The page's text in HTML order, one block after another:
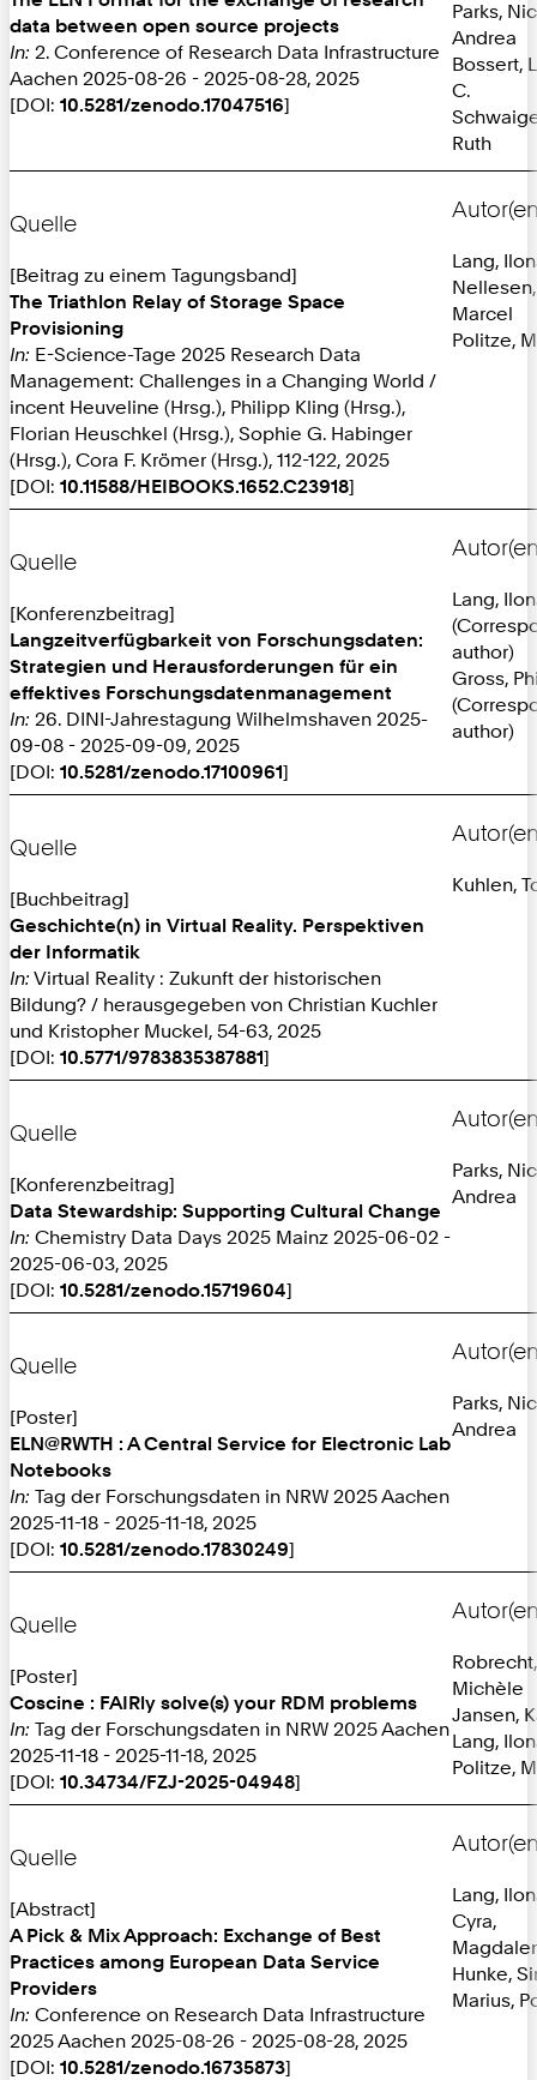
data between open source projects
In: 2. Conference of Research Data Infrastructure
Aachen 2025-08-26 - 2025-08-28, 2025
[DOI: 10.5281/zenodo.17047516]
Parks,
Andrea
Bossert,
C.
Ruth
Quelle
[Beitrag zu einem Tagungsband]
The Triathlon Relay of Storage Space
Provisioning
In: E-Science-Tage 2025 Research Data
Management: Challenges in a Changing World /
incent Heuveline (Hrsg.), Philipp Kling (Hrsg.),
Florian Heuschkel (Hrsg.), Sophie G. Habinger
(Hrsg.), Cora F. Krömer (Hrsg.), 112-122, 2025
[DOI: 10.11588/HEIBOOKS.1652.C23918]
Lang,
Nellesen,
Marcel
Politze,
Quelle
[Konferenzbeitrag]
Langzeitverfügbarkeit von Forschungsdaten:
Strategien und Herausforderungen für ein
effektives Forschungsdatenmanagement
In: 26. DINI-Jahrestagung Wilhelmshaven 2025-
09-08 - 2025-09-09, 2025
[DOI: 10.5281/zenodo.17100961]
Lang,
author)
Gross,
author)
Quelle
[Buchbeitrag]
Geschichte(n) in Virtual Reality. Perspektiven
der Informatik
In: Virtual Reality : Zukunft der historischen
Bildung? / herausgegeben von Christian Kuchler
und Kristopher Muckel, 54-63, 2025
[DOI: 10.5771/9783835387881]
Kuhlen,
Quelle
[Konferenzbeitrag]
Data Stewardship: Supporting Cultural Change
In: Chemistry Data Days 2025 Mainz 2025-06-02 -
2025-06-03, 2025
[DOI: 10.5281/zenodo.15719604]
Parks,
Andrea
Quelle
[Poster]
ELN@RWTH : A Central Service for Electronic Lab
Notebooks
In: Tag der Forschungsdaten in NRW 2025 Aachen
2025-11-18 - 2025-11-18, 2025
[DOI: 10.5281/zenodo.17830249]
Parks,
Andrea
Quelle
[Poster]
Coscine : FAIRly solve(s) your RDM problems
In: Tag der Forschungsdaten in NRW 2025 Aachen
2025-11-18 - 2025-11-18, 2025
[DOI: 10.34734/FZJ-2025-04948]
Robrecht,
Michèle
Jansen,
Lang,
Politze,
Quelle
[Abstract]
A Pick & Mix Approach: Exchange of Best
Practices among European Data Service
Providers
In: Conference on Research Data Infrastructure
2025 Aachen 2025-08-26 - 2025-08-28, 2025
[DOI: 10.5281/zenodo.16735873]
Lang,
Cyra,
Hunke,
Marius,